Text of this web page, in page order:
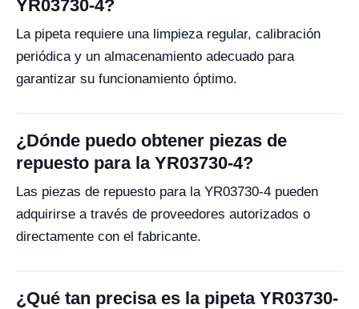
YR03730-4?
La pipeta requiere una limpieza regular, calibración
periódica y un almacenamiento adecuado para
garantizar su funcionamiento óptimo.
¿Dónde puedo obtener piezas de
repuesto para la YR03730-4?
Las piezas de repuesto para la YR03730-4 pueden
adquirirse a través de proveedores autorizados o
directamente con el fabricante.
¿Qué tan precisa es la pipeta YR03730-